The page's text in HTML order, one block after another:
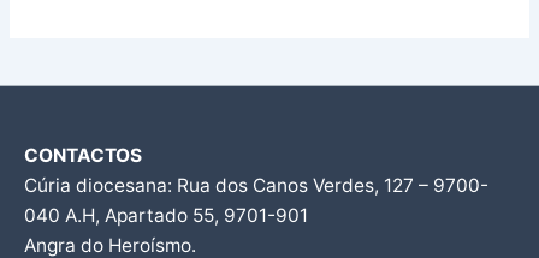
CONTACTOS
Cúria diocesana: Rua dos Canos Verdes, 127 – 9700-
040 A.H, Apartado 55, 9701-901
Angra do Heroísmo.